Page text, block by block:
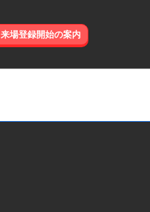
来場登録開始の案内